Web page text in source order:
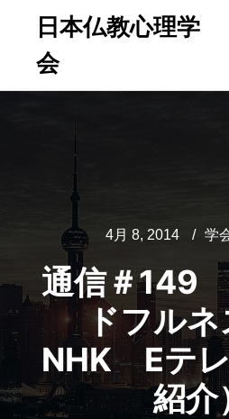
日本仏教心理学
会
4月 8, 2014 学
通信＃149
ドフルネ
NHK Eテ
紹介